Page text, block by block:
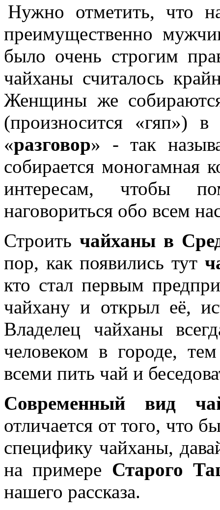
Нужно отметить, что
преимущественно
было очень строгим
чайханы считалось
Женщины же
(произносится «гяп») в
«разговор» - так
собирается моногамная
интересам, чтобы
наговориться обо всем
Строить чайханы в
пор, как появились тут
кто стал первым
чайхану и открыл её,
Владелец чайханы
человеком в городе,
всеми пить чай и
Современный вид
отличается от того, что
специфику чайханы,
на примере Старого
нашего рассказа.